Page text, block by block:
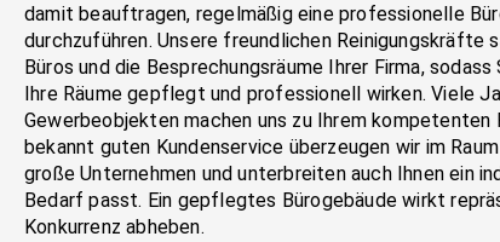
damit beauftragen, regelmäßig eine professionelle
durchzuführen. Unsere freundlichen Reinigungskräfte
Büros und die Besprechungsräume Ihrer Firma,
Ihre Räume gepflegt und professionell wirken. Viele
Gewerbeobjekten machen uns zu Ihrem kompetenten
bekannt guten Kundenservice überzeugen wir im
große Unternehmen und unterbreiten auch Ihnen ein
Bedarf passt. Ein gepflegtes Bürogebäude wirkt
Konkurrenz abheben.